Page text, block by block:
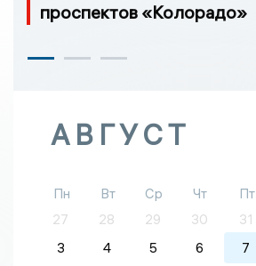
проспектов «Колорадо»
АВГУСТ
Пн Вт Ср Чт Пт
27
28 29 30 31
3
4 5 6 7